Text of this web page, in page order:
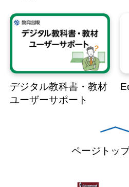
デジタル教科書・教材
ユーザーサポート
ページトッ